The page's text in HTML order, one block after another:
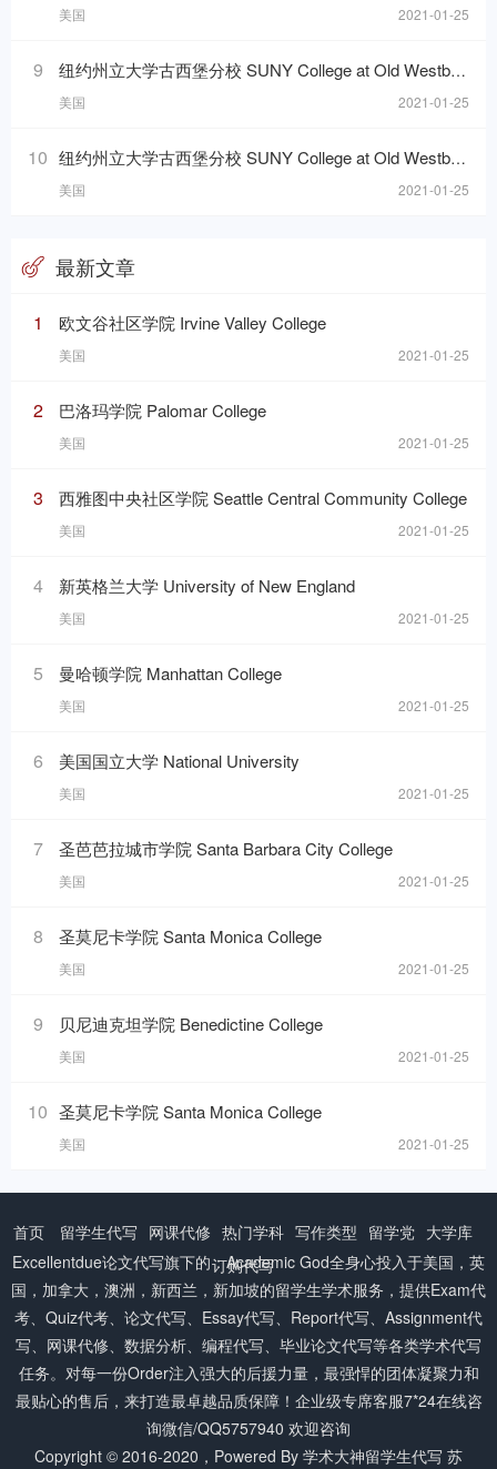
美国 2021-01-25
9 纽约州立大学古西堡分校 SUNY College at Old Westbury
美国 2021-01-25
10 纽约州立大学古西堡分校 SUNY College at Old Westbury
美国 2021-01-25
最新文章
1 欧文谷社区学院 Irvine Valley College
美国 2021-01-25
2 巴洛玛学院 Palomar College
美国 2021-01-25
3 西雅图中央社区学院 Seattle Central Community College
美国 2021-01-25
4 新英格兰大学 University of New England
美国 2021-01-25
5 曼哈顿学院 Manhattan College
美国 2021-01-25
6 美国国立大学 National University
美国 2021-01-25
7 圣芭芭拉城市学院 Santa Barbara City College
美国 2021-01-25
8 圣莫尼卡学院 Santa Monica College
美国 2021-01-25
9 贝尼迪克坦学院 Benedictine College
美国 2021-01-25
10 圣莫尼卡学院 Santa Monica College
美国 2021-01-25
首页 留学生代写 网课代修 热门学科 写作类型 留学党 大学库
订购代写
Excellentdue论文代写旗下的：Academic God全身心投入于美国，英
国，加拿大，澳洲，新西兰，新加坡的留学生学术服务，提供Exam代
考、Quiz代考、论文代写、Essay代写、Report代写、Assignment代
写、网课代修、数据分析、编程代写、毕业论文代写等各类学术代写
任务。对每一份Order注入强大的后援力量，最强悍的团体凝聚力和
最贴心的售后，来打造最卓越品质保障！企业级专席客服7*24在线咨
询微信/QQ5757940 欢迎咨询
Copyright © 2016-2020，Powered By 学术大神留学生代写 苏